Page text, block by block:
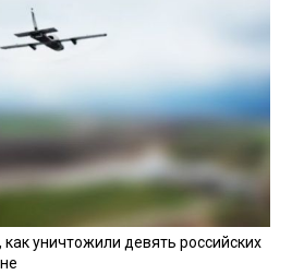
как уничтожили девять российских